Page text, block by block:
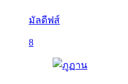
มัลดีฟส์
8